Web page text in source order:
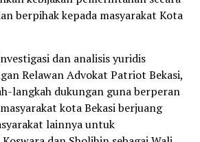
berpihak kepada masyarakat Kota
dan analisis yuridis
Relawan Advokat Patriot Bekasi,
langkah dukungan guna berperan
kota Bekasi berjuang
lainnya untuk